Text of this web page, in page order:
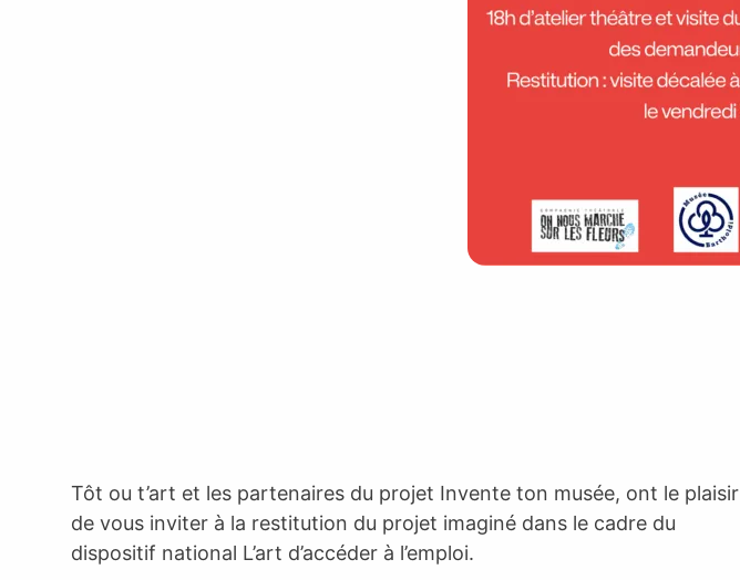
Tôt ou t’art et les partenaires du projet Invente ton musée, ont le plaisir
de vous inviter à la restitution du projet imaginé dans le cadre du
dispositif national L’art d’accéder à l’emploi.